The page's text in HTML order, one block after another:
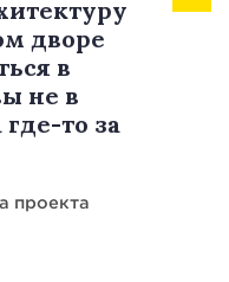
дворе
в
не в
то за
проекта